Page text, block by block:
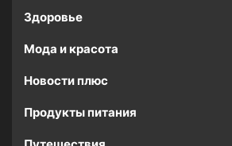
Здоровье
Мода и красота
Новости плюс
Продукты питания